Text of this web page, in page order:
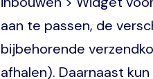
aan te passen, de
bijbehorende
afhalen). Daarnaast